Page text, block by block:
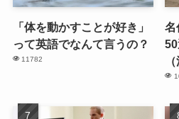
「体を動かすことが好き」
って英語でなんて言うの？
11782
名
50